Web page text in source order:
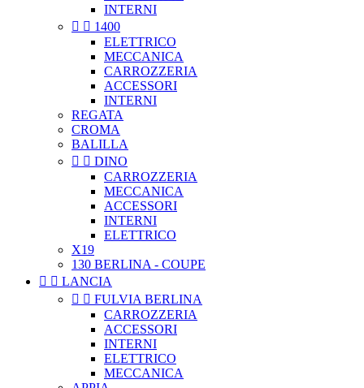
INTERNI
  1400
ELETTRICO
MECCANICA
CARROZZERIA
ACCESSORI
INTERNI
REGATA
CROMA
BALILLA
  DINO
CARROZZERIA
MECCANICA
ACCESSORI
INTERNI
ELETTRICO
X19
130 BERLINA - COUPE
  LANCIA
  FULVIA BERLINA
CARROZZERIA
ACCESSORI
INTERNI
ELETTRICO
MECCANICA